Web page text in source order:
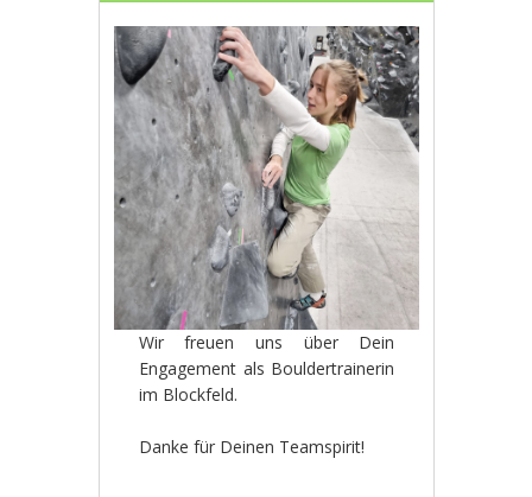
Wir freuen uns über Dein
Engagement als Bouldertrainerin
im Blockfeld.
Danke für Deinen Teamspirit!